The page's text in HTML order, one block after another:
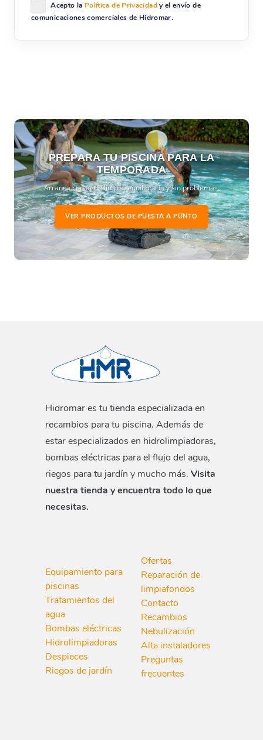
Acepto la Política de Privacidady el envío de
comunicaciones comerciales de Hidromar.
PREPARA TU PISCINA PARA LA
TEMPORADA
Arranca con agua limpia, equilibrada y sin problemas.
VER PRODUCTOS DE PUESTA A PUNTO
Hidromar es tu tienda especializada en
recambios para tu piscina. Además de
estar especializados en hidrolimpiadoras,
bombas eléctricas para el flujo del agua,
riegos para tu jardín y mucho más. Visita
nuestra tienda y encuentra todo lo que
necesitas.
Equipamiento para
piscinas
Tratamientos del
agua
Bombas eléctricas
Hidrolimpiadoras
Despieces
Riegos de jardín
Ofertas
Reparación de
limpiafondos
Contacto
Recambios
Nebulización
Alta instaladores
Preguntas
frecuentes